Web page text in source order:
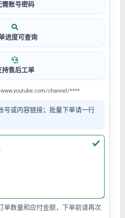
需账号密码
进度可查询
持售后工单
channel/****
号或内容链接；批量下单请一行
单数量和应付金额，下单前请再次